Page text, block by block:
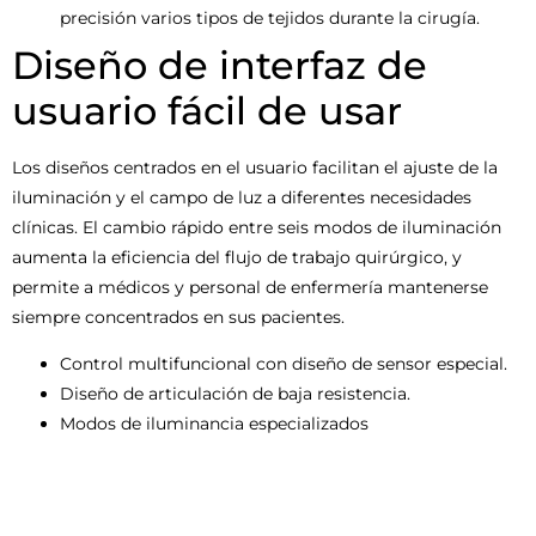
precisión varios tipos de tejidos durante la cirugía.
Diseño de interfaz de
usuario fácil de usar
Los diseños centrados en el usuario facilitan el ajuste de la
iluminación y el campo de luz a diferentes necesidades
clínicas. El cambio rápido entre seis modos de iluminación
aumenta la eficiencia del flujo de trabajo quirúrgico, y
permite a médicos y personal de enfermería mantenerse
siempre concentrados en sus pacientes.
Control multifuncional con diseño de sensor especial.
Diseño de articulación de baja resistencia.
Modos de iluminancia especializados